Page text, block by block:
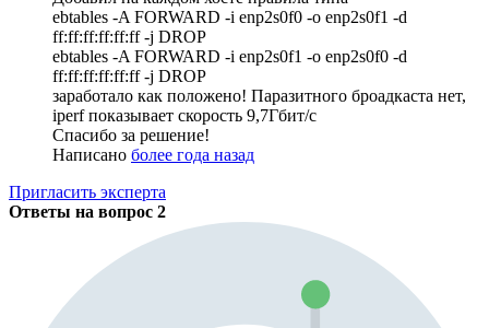
ebtables -A FORWARD -i enp2s0f0 -o enp2s0f1 -d
ff:ff:ff:ff:ff:ff -j DROP
ebtables -A FORWARD -i enp2s0f1 -o enp2s0f0 -d
ff:ff:ff:ff:ff:ff -j DROP
заработало как положено! Паразитного броадкаста нет,
iperf показывает скорость 9,7Гбит/с
Спасибо за решение!
Написано более года назад
Пригласить эксперта
Ответы на вопрос 2